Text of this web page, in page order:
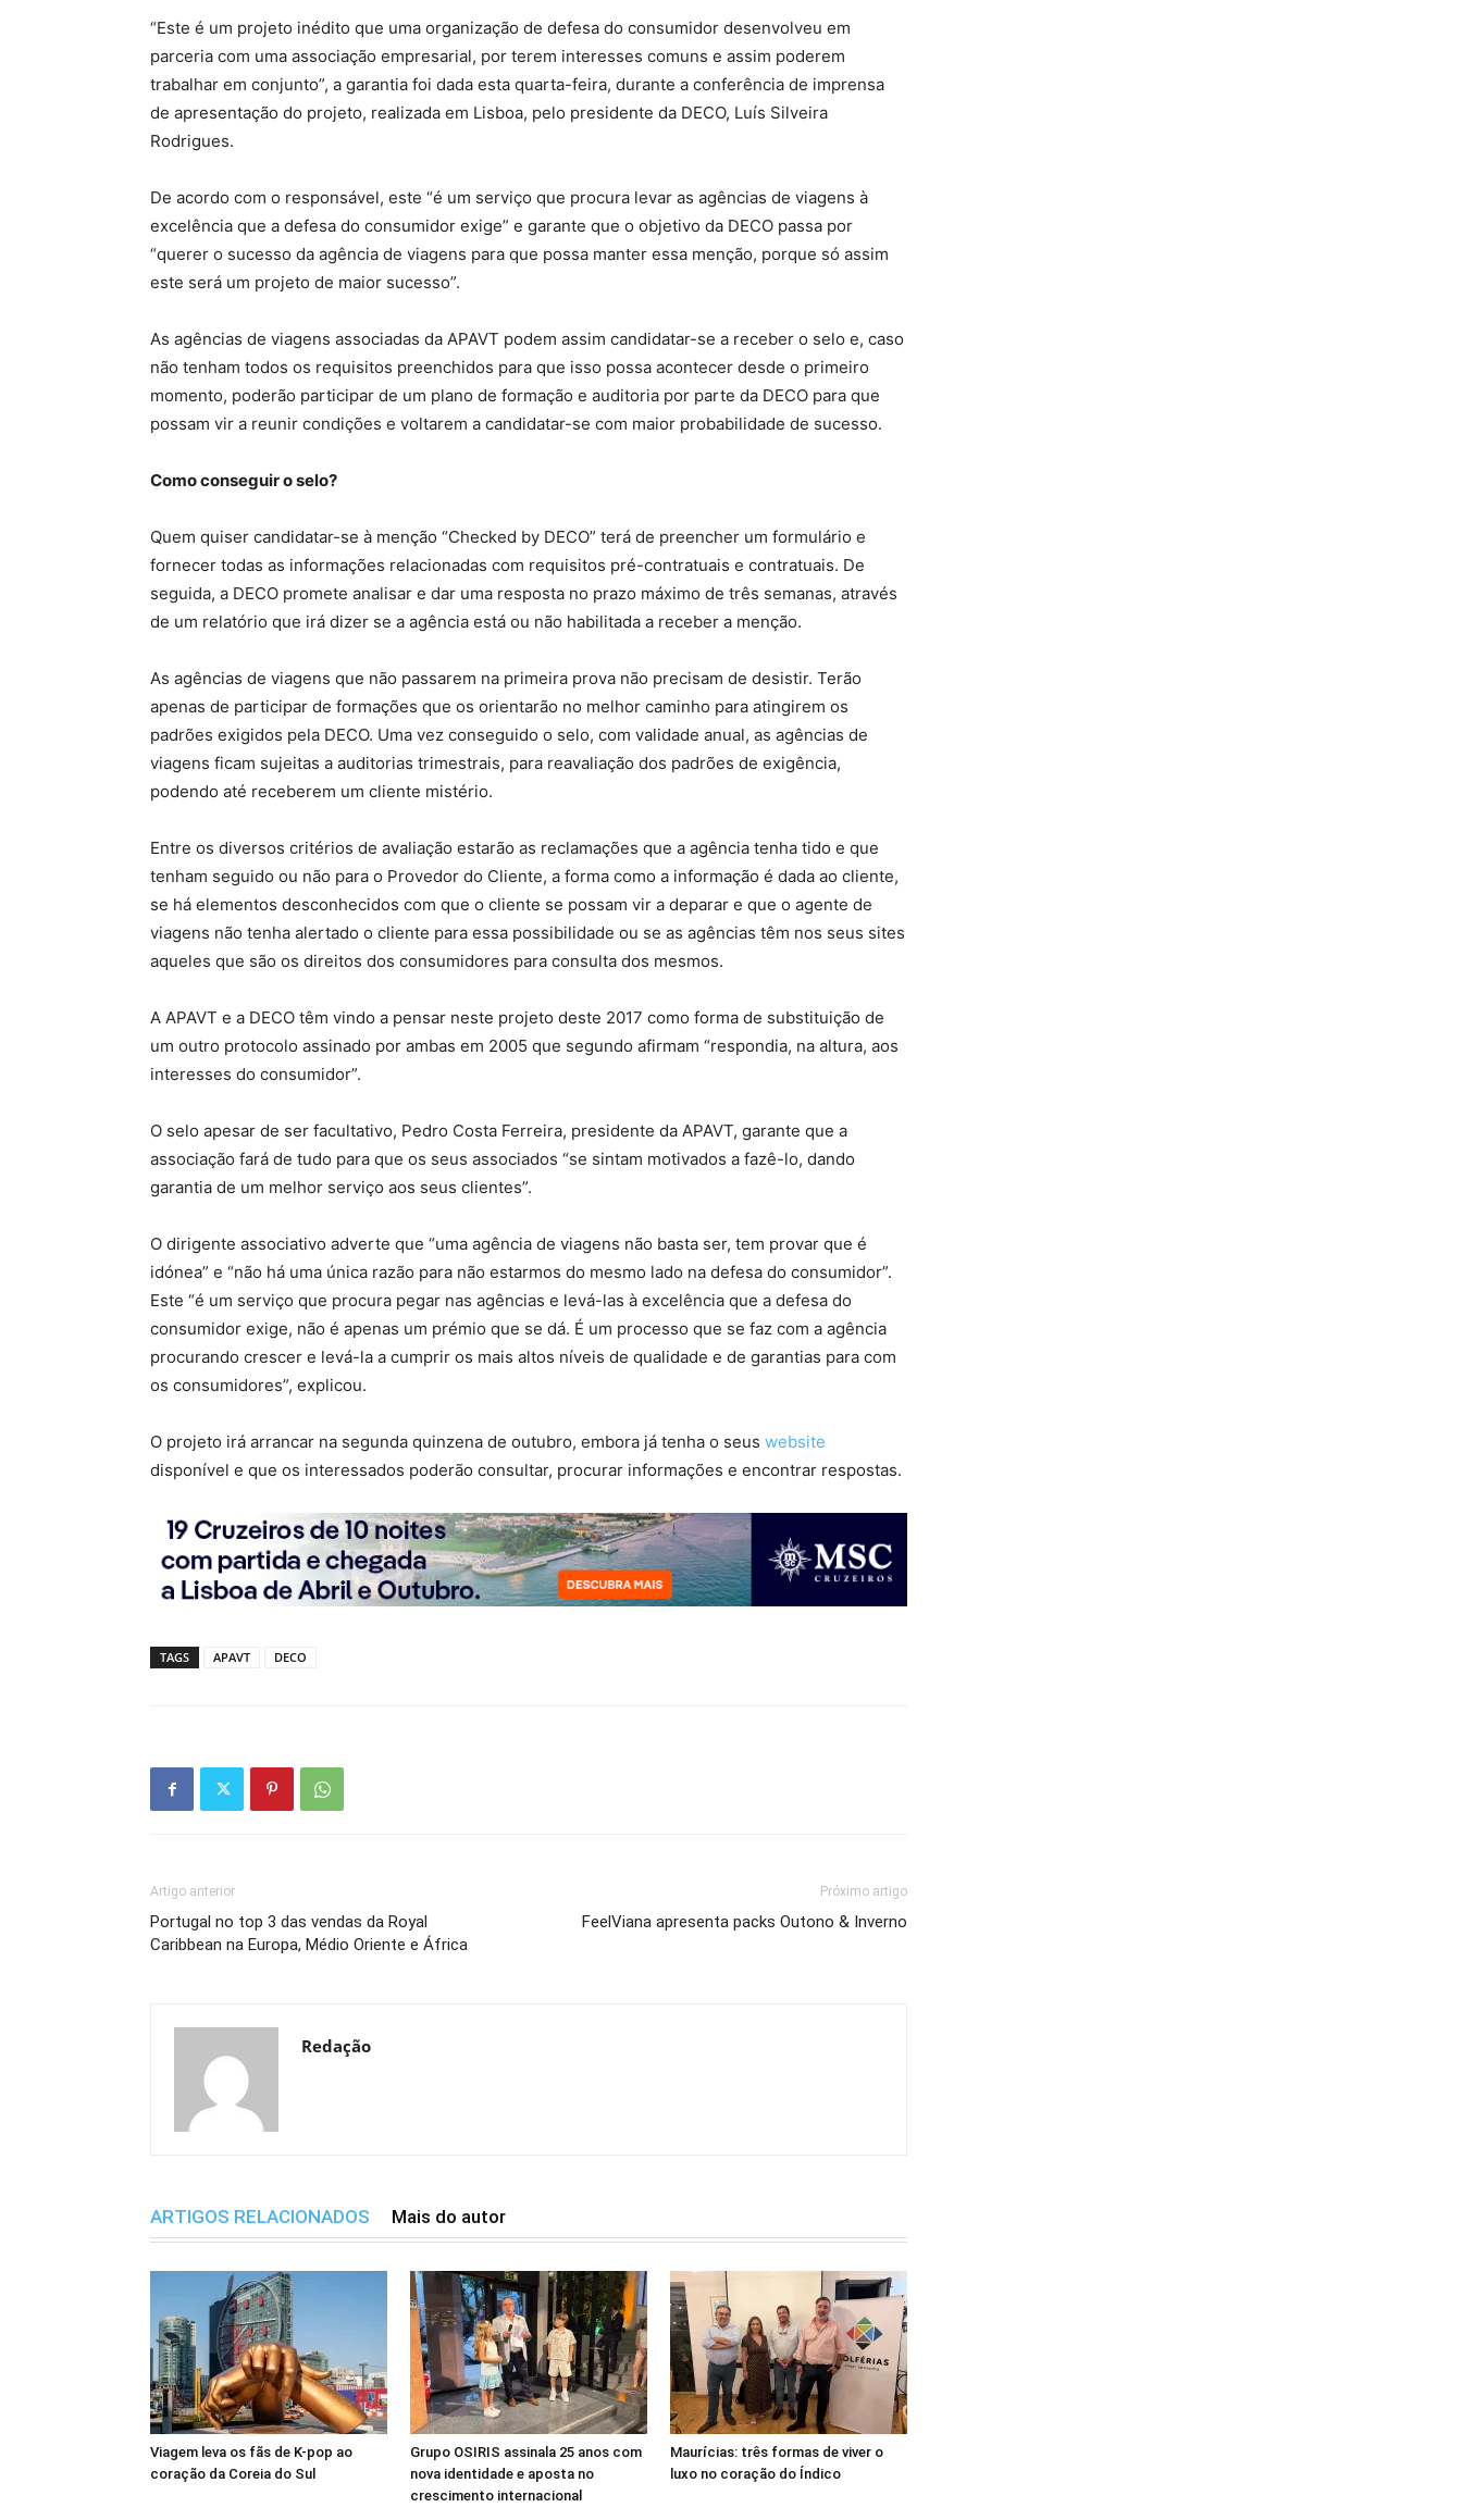
“Este é um projeto inédito que uma organização de defesa do consumidor desenvolveu em
parceria com uma associação empresarial, por terem interesses comuns e assim poderem
trabalhar em conjunto”, a garantia foi dada esta quarta-feira, durante a conferência de imprensa
de apresentação do projeto, realizada em Lisboa, pelo presidente da DECO, Luís Silveira
Rodrigues.
De acordo com o responsável, este “é um serviço que procura levar as agências de viagens à
excelência que a defesa do consumidor exige” e garante que o objetivo da DECO passa por
“querer o sucesso da agência de viagens para que possa manter essa menção, porque só assim
este será um projeto de maior sucesso”.
As agências de viagens associadas da APAVT podem assim candidatar-se a receber o selo e, caso
não tenham todos os requisitos preenchidos para que isso possa acontecer desde o primeiro
momento, poderão participar de um plano de formação e auditoria por parte da DECO para que
possam vir a reunir condições e voltarem a candidatar-se com maior probabilidade de sucesso.
Como conseguir o selo?
Quem quiser candidatar-se à menção “Checked by DECO” terá de preencher um formulário e
fornecer todas as informações relacionadas com requisitos pré-contratuais e contratuais. De
seguida, a DECO promete analisar e dar uma resposta no prazo máximo de três semanas, através
de um relatório que irá dizer se a agência está ou não habilitada a receber a menção.
As agências de viagens que não passarem na primeira prova não precisam de desistir. Terão
apenas de participar de formações que os orientarão no melhor caminho para atingirem os
padrões exigidos pela DECO. Uma vez conseguido o selo, com validade anual, as agências de
viagens ficam sujeitas a auditorias trimestrais, para reavaliação dos padrões de exigência,
podendo até receberem um cliente mistério.
Entre os diversos critérios de avaliação estarão as reclamações que a agência tenha tido e que
tenham seguido ou não para o Provedor do Cliente, a forma como a informação é dada ao cliente,
se há elementos desconhecidos com que o cliente se possam vir a deparar e que o agente de
viagens não tenha alertado o cliente para essa possibilidade ou se as agências têm nos seus sites
aqueles que são os direitos dos consumidores para consulta dos mesmos.
A APAVT e a DECO têm vindo a pensar neste projeto deste 2017 como forma de substituição de
um outro protocolo assinado por ambas em 2005 que segundo afirmam “respondia, na altura, aos
interesses do consumidor”.
O selo apesar de ser facultativo, Pedro Costa Ferreira, presidente da APAVT, garante que a
associação fará de tudo para que os seus associados “se sintam motivados a fazê-lo, dando
garantia de um melhor serviço aos seus clientes”.
O dirigente associativo adverte que “uma agência de viagens não basta ser, tem provar que é
idónea” e “não há uma única razão para não estarmos do mesmo lado na defesa do consumidor”.
Este “é um serviço que procura pegar nas agências e levá-las à excelência que a defesa do
consumidor exige, não é apenas um prémio que se dá. É um processo que se faz com a agência
procurando crescer e levá-la a cumprir os mais altos níveis de qualidade e de garantias para com
os consumidores”, explicou.
O projeto irá arrancar na segunda quinzena de outubro, embora já tenha o seus website
disponível e que os interessados poderão consultar, procurar informações e encontrar respostas.
TAGS APAVT DECO
Artigo anterior
Portugal no top 3 das vendas da Royal
Caribbean na Europa, Médio Oriente e África
Próximo artigo
FeelViana apresenta packs Outono & Inverno
Redação
ARTIGOS RELACIONADOS Mais do autor
Viagem leva os fãs de K-pop ao
coração da Coreia do Sul
Grupo OSIRIS assinala 25 anos com
nova identidade e aposta no
crescimento internacional
Maurícias: três formas de viver o
luxo no coração do Índico